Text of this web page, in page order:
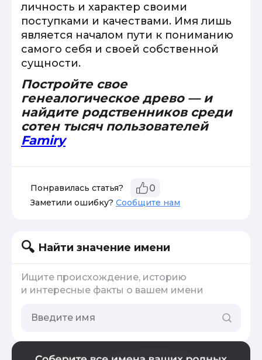
личность и характер своими
поступками и качествами. Имя лишь
является началом пути к пониманию
самого себя и своей собственной
сущности.
Постройте свое
генеалогическое древо — и
найдите родственников среди
сотен тысяч пользователей
Famiry
Понравилась статья? 0
Заметили ошибку? Сообщите нам
Найти значение имени
Ищите происхождение, историю
и интересные факты о вашем имени